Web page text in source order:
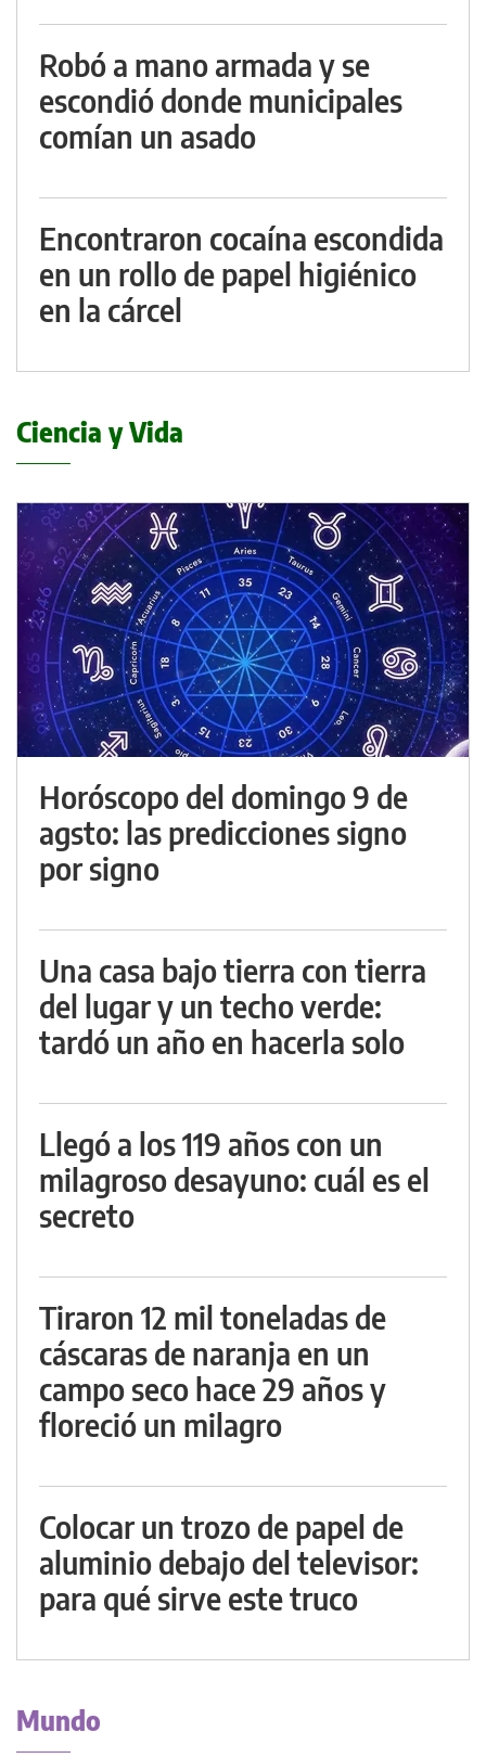
Robó a mano armada y se
escondió donde municipales
comían un asado
Encontraron cocaína escondida
en un rollo de papel higiénico
en la cárcel
Ciencia y Vida
Horóscopo del domingo 9 de
agsto: las predicciones signo
por signo
Una casa bajo tierra con tierra
del lugar y un techo verde:
tardó un año en hacerla solo
Llegó a los 119 años con un
milagroso desayuno: cuál es el
secreto
Tiraron 12 mil toneladas de
cáscaras de naranja en un
campo seco hace 29 años y
floreció un milagro
Colocar un trozo de papel de
aluminio debajo del televisor:
para qué sirve este truco
Mundo